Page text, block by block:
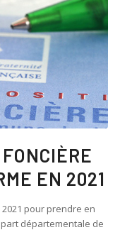
EN 2021
pour prendre en
départementale de